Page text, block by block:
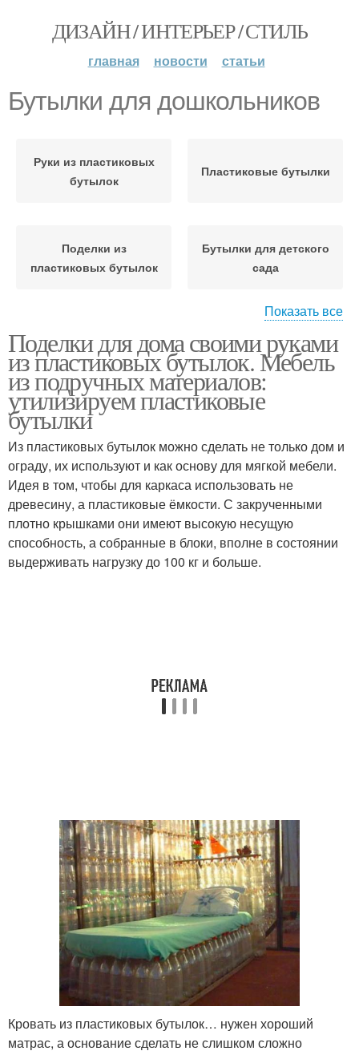
ДИЗАЙН / ИНТЕРЬЕР / СТИЛЬ
главная новости статьи
Бутылки для дошкольников
Руки из пластиковых
бутылок
Пластиковые бутылки
Поделки из
пластиковых бутылок
Бутылки для детского
сада
Крышки от бутылок Бутылки для улицы
Цвета из пластиковых
бутылок
Идея из пластиковых
бутылок
Показать все
Поделки для дома своими руками
из пластиковых бутылок. Мебель
из подручных материалов:
утилизируем пластиковые
бутылки
Из пластиковых бутылок можно сделать не только дом и
ограду, их используют и как основу для мягкой мебели.
Идея в том, чтобы для каркаса использовать не
древесину, а пластиковые ёмкости. С закрученными
плотно крышками они имеют высокую несущую
способность, а собранные в блоки, вполне в состоянии
выдерживать нагрузку до 100 кг и больше.
Кровать из пластиковых бутылок… нужен хороший
матрас, а основание сделать не слишком сложно